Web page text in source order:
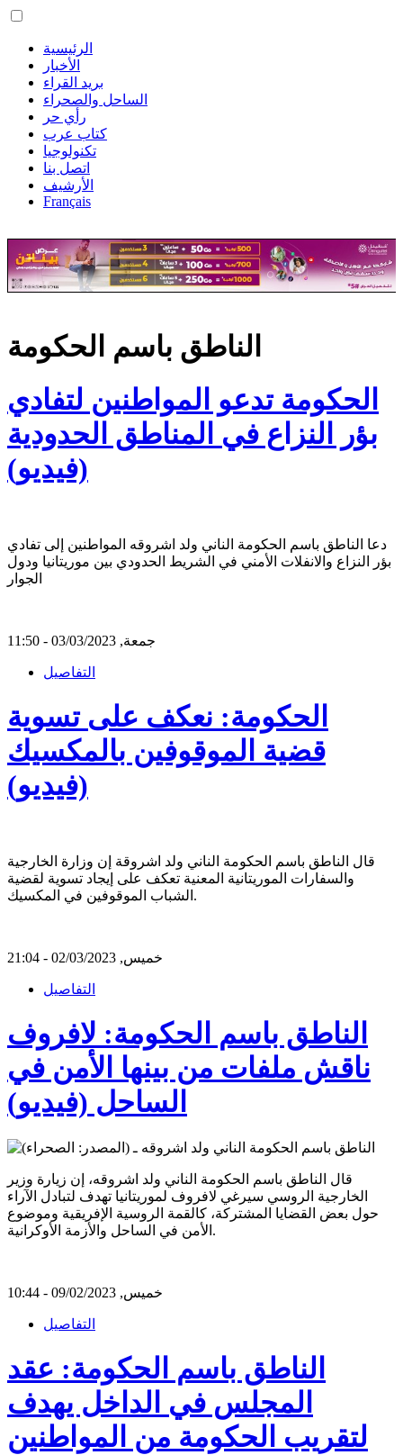
الرئيسية
الأخبار
بريد القراء
الساحل والصحراء
رأي حر
كتاب عرب
تكنولوجيا
اتصل بنا
الأرشيف
Français
الناطق باسم الحكومة
الحكومة تدعو المواطنين لتفادي
بؤر النزاع في المناطق الحدودية
(فيديو)
دعا الناطق باسم الحكومة الناني ولد اشروقه المواطنين إلى تفادي
بؤر النزاع والانفلات الأمني في الشريط الحدودي بين موريتانيا ودول
الجوار
جمعة, 03/03/2023 - 11:50
التفاصيل
الحكومة: نعكف على تسوية
قضية الموقوفين بالمكسيك
(فيديو)
قال الناطق باسم الحكومة الناني ولد اشروقة إن وزارة الخارجية
والسفارات الموريتانية المعنية تعكف على إيجاد تسوية لقضية
الشباب الموقوفين في المكسيك.
خميس, 02/03/2023 - 21:04
التفاصيل
الناطق باسم الحكومة: لافروف
ناقش ملفات من بينها الأمن في
الساحل (فيديو)
قال الناطق باسم الحكومة الناني ولد اشروقه، إن زيارة وزير
الخارجية الروسي سيرغي لافروف لموريتانيا تهدف لتبادل الآراء
حول بعض القضايا المشتركة، كالقمة الروسية الإفريقية وموضوع
الأمن في الساحل والأزمة الأوكرانية.
خميس, 09/02/2023 - 10:44
التفاصيل
الناطق باسم الحكومة: عقد
المجلس في الداخل يهدف
لتقريب الحكومة من المواطنين